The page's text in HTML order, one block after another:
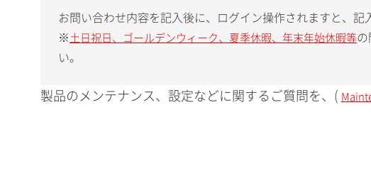
お問い合わせ内容を記入後に、ログイン操作されますと、記
※ 土日祝日、ゴールデンウィーク、夏季休暇、年末年始休暇等の
い。
製品のメンテナンス、設定などに関するご質問を、(